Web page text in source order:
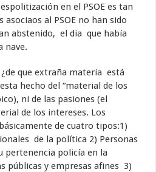
en el PSOE es tan
al PSOE no han sido
abstenido, el dia que había
nave.
que extraña materia está
hecho del “material de los
ni de las pasiones (el
de los intereses. Los
de cuatro tipos:1)
de la política 2) Personas
pertenencia policía en la
públicas y empresas afines 3)